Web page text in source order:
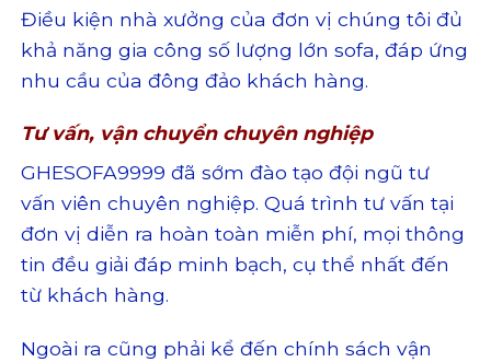
Điều kiện nhà xưởng của đơn vị chúng tôi đủ
khả năng gia công số lượng lớn sofa, đáp ứng
nhu cầu của đông đảo khách hàng.
Tư vấn, vận chuyển chuyên nghiệp
GHESOFA9999 đã sớm đào tạo đội ngũ tư
vấn viên chuyên nghiệp. Quá trình tư vấn tại
đơn vị diễn ra hoàn toàn miễn phí, mọi thông
tin đều giải đáp minh bạch, cụ thể nhất đến
từ khách hàng.
Ngoài ra cũng phải kể đến chính sách vận